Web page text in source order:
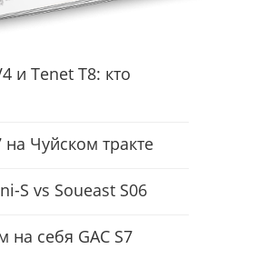
и Tenet T8: кто
на Чуйском тракте
S vs Soueast S06
на себя GAC S7